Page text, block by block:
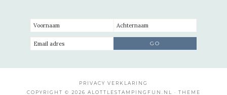
PRIVACY VERKLARING
COPYRIGHT © 2026 ALOTTLESTAMPINGFUN.NL · THEME